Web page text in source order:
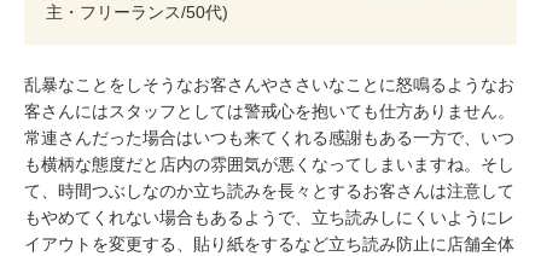
主・フリーランス/50代)
乱暴なことをしそうなお客さんやささいなことに怒鳴るようなお
客さんにはスタッフとしては警戒心を抱いても仕方ありません。
常連さんだった場合はいつも来てくれる感謝もある一方で、いつ
も横柄な態度だと店内の雰囲気が悪くなってしまいますね。そし
て、時間つぶしなのか立ち読みを長々とするお客さんは注意して
もやめてくれない場合もあるようで、立ち読みしにくいようにレ
イアウトを変更する、貼り紙をするなど立ち読み防止に店舗全体